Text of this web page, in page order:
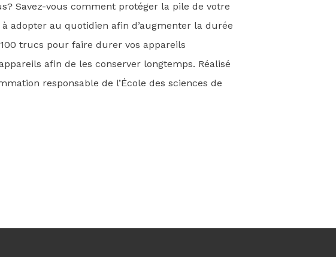
Savez-vous comment protéger la pile de votre
adopter au quotidien afin d’augmenter la durée
trucs pour faire durer vos appareils
afin de les conserver longtemps. Réalisé
responsable de l’École des sciences de